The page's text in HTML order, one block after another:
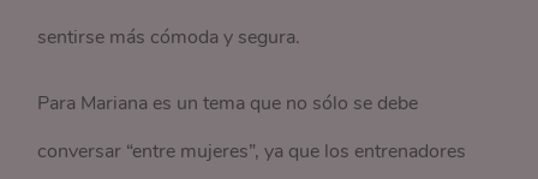
sentirse más cómoda y segura.
Para Mariana es un tema que no sólo se debe
conversar “entre mujeres”, ya que los entrenadores